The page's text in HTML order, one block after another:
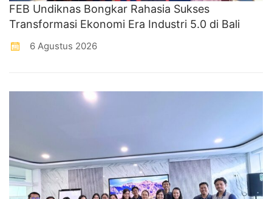
FEB Undiknas Bongkar Rahasia Sukses
Transformasi Ekonomi Era Industri 5.0 di Bali
6 Agustus 2026